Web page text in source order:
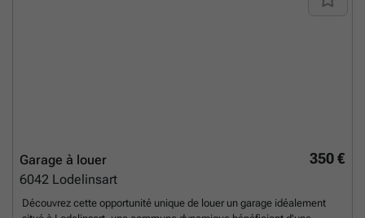
350 €
Garage à louer
6042 Lodelinsart
Découvrez cette opportunité unique de louer un garage idéalement